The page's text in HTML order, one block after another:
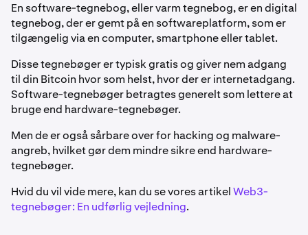
En software-tegnebog, eller varm tegnebog, er en digital
tegnebog, der er gemt på en softwareplatform, som er
tilgængelig via en computer, smartphone eller tablet.
Disse tegnebøger er typisk gratis og giver nem adgang
til din Bitcoin hvor som helst, hvor der er internetadgang.
Software-tegnebøger betragtes generelt som lettere at
bruge end hardware-tegnebøger.
Men de er også sårbare over for hacking og malware-
angreb, hvilket gør dem mindre sikre end hardware-
tegnebøger.
Hvid du vil vide mere, kan du se vores artikelWeb3-
tegnebøger: En udførlig vejledning.